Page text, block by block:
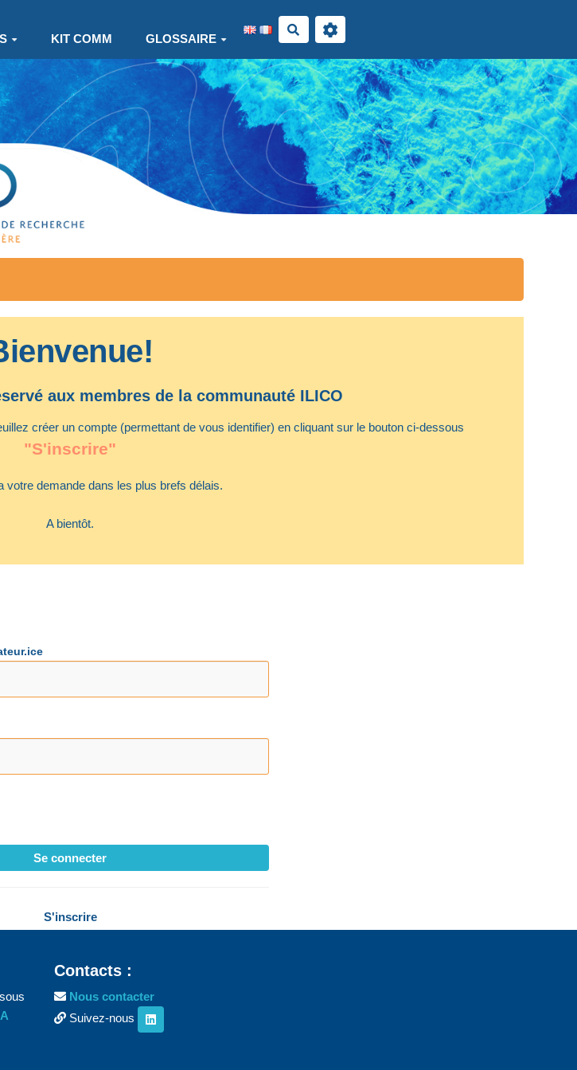
KIT COMM GLOSSAIRE
Rechercher
aux membres de la communauté ILICO
créer un compte (permettant de vous identifier) en cliquant sur le bouton ci-dessous
"S'inscrire"
votre demande dans les plus brefs délais.
A bientôt.
Se connecter
S'inscrire
Contacts :
Nous contacter
Suivez-nous